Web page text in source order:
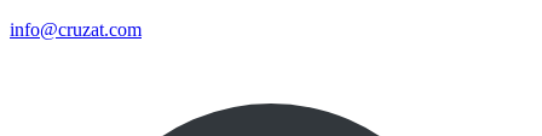
info@cruzat.com